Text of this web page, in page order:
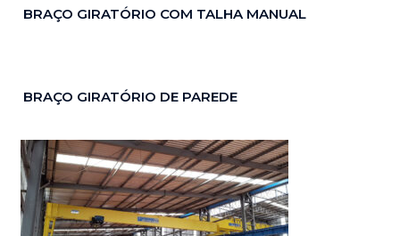
BRAÇO GIRATÓRIO COM TALHA MANUAL
BRAÇO GIRATÓRIO DE PAREDE